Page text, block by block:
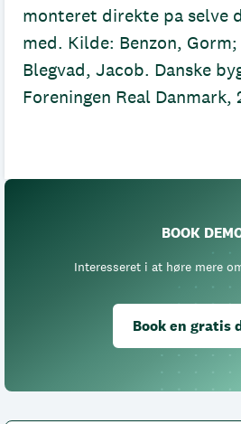
monteret direkte pa selve
med. Kilde: Benzon,
Blegvad, Jacob. Danske
Foreningen Real Danmark,
BOOK
Interesseret i at høre mere
Book en gratis